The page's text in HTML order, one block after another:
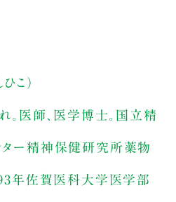
こ）
。医師、医学博士。国立精
ター精神保健研究所薬物
年佐賀医科大学医学部